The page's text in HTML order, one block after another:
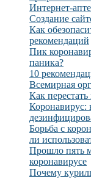
Интернет-
Создание
Как
рекомендаций
Пик
паника?
10
Всемирная
Как перестать
Борьба с
ли
Прошло пять
коронавирусе
Почему